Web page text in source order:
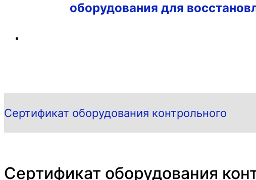
оборудования для
Сертификат оборудования контрольного
Сертификат оборудования